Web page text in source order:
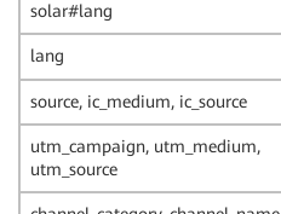
solar#lang
lang
source, ic_medium, ic_source
utm_campaign, utm_medium,
utm_source